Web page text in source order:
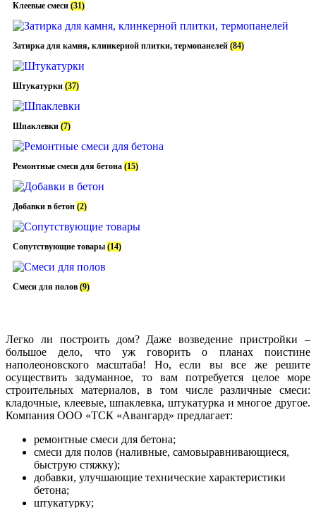
Клеевые смеси (31)
Затирка для камня, клинкерной плитки, термопанелей (84)
Штукатурки (37)
Шпаклевки (7)
Ремонтные смеси для бетона (15)
Добавки в бетон (2)
Сопутствующие товары (14)
Смеси для полов (9)
Легко ли построить дом? Даже возведение пристройки –
большое дело, что уж говорить о планах поистине
наполеоновского масштаба! Но, если вы все же решите
осуществить задуманное, то вам потребуется целое море
строительных материалов, в том числе различные смеси:
кладочные, клеевые, шпаклевка, штукатурка и многое другое.
Компания ООО «ТСК «Авангард» предлагает:
ремонтные смеси для бетона;
смеси для полов (наливные, самовыравнивающиеся,
быструю стяжку);
добавки, улучшающие технические характеристики
бетона;
штукатурку;